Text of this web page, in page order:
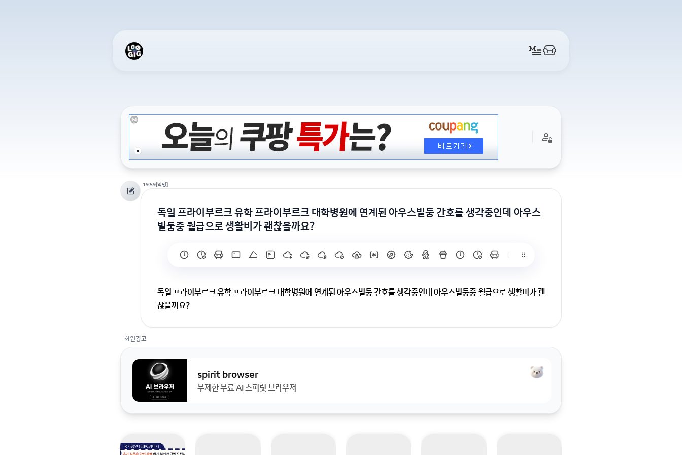
19:59[익명]
독일 프라이부르크 유학 프라이부르크 대학병원에 연계된 아우스빌둥 간호를 생각중인데 아우스
빌둥중 월급으로 생활비가 괜찮을까요?
독일 프라이부르크 유학 프라이부르크 대학병원에 연계된 아우스빌둥 간호를 생각중인데 아우스빌둥중 월급으로 생활비가 괜
찮을까요?
야할지 말아야할지도 고민중입니다. 나중에 아우스빌둥 졸업후 프라이부르크에서 간호사로 일하면서 심리학과 공부도 같이
하고 싶습니다.
회원광고
spirit browser
무제한 무료 AI 스피릿 브라우저